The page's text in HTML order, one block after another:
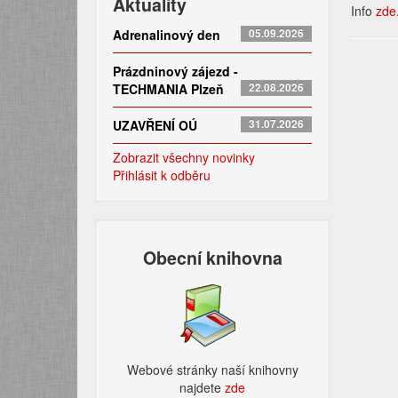
Adrenalinový den 05.09.2026
Prázdninový zájezd -
TECHMANIA Plzeň
22.08.2026
UZAVŘENÍ OÚ 31.07.2026
Zobrazit všechny novinky
Přihlásit k odběru
Obecní knihovna
Webové stránky naší knihovny
najdetezde​
Info